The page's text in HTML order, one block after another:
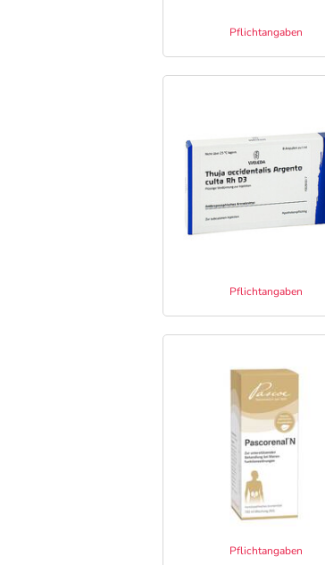
Pflichtangaben
Pflichtangaben
Pflichtangaben